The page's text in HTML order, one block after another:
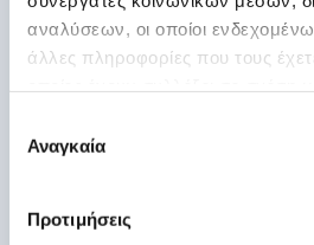
αναλύσεων, οι οποίοι
άλλες πληροφορίες που τους
συγκατάθεσης
Αναγκαία
Προτιμήσεις
1. Κλείστε το
Εάν θέλετε να